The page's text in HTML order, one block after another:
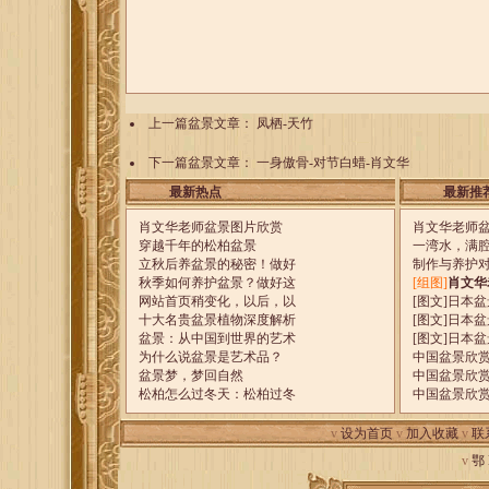
上一篇盆景文章： 凤栖-天竹
下一篇盆景文章： 一身傲骨-对节白蜡-肖文华
最新热点
最新推
肖文华老师盆景图片欣赏
穿越千年的松柏盆景
立秋后养盆景的秘密！做好
秋季如何养护盆景？做好这
网站首页稍变化，以后，以
十大名贵盆景植物深度解析
盆景：从中国到世界的艺术
为什么说盆景是艺术品？
盆景梦，梦回自然
松柏怎么过冬天：松柏过冬
肖文华老师
一湾水，满
制作与养护
[组图]肖文
[图文] 日本
[图文] 日本
[图文] 日本
中国盆景欣
中国盆景欣
中国盆景欣
v 设为首页 v 加入收藏 v 联
v 鄂